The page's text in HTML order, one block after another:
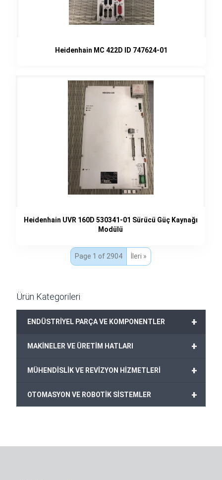
Heidenhain MC 422D ID 747624-01
Heidenhain UVR 160D 530341-01 Sürücü Güç Kaynağı
Modülü
Page 1 of 2904 İleri »
Ürün Kategorileri
+
ENDÜSTRİYEL PARÇA VE KOMPONENTLER
+
MAKİNELER VE ÜRETİM HATLARI
+
MÜHENDİSLİK VE REVİZYON HİZMETLERİ
+
OTOMASYON VE ROBOTİK SİSTEMLER